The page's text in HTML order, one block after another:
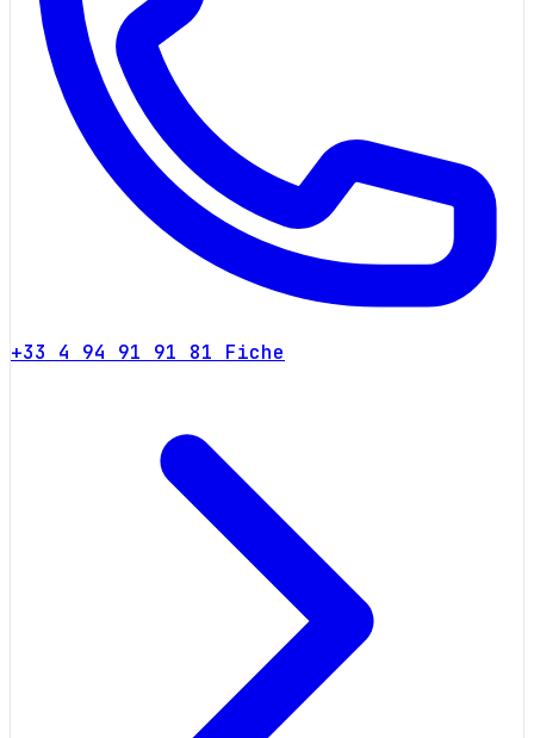
+33 4 94 91 91 81 Fiche